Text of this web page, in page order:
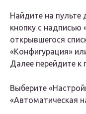
Найдите на пульте
кнопку с надписью
открывшегося
«Конфигурация»
Далее перейдите к
Выберите
«Автоматическая